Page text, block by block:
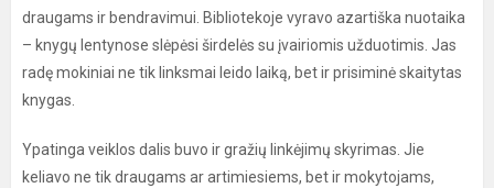
draugams ir bendravimui. Bibliotekoje vyravo azartiška nuotaika
– knygų lentynose slėpėsi širdelės su įvairiomis užduotimis. Jas
radę mokiniai ne tik linksmai leido laiką, bet ir prisiminė skaitytas
knygas.
Ypatinga veiklos dalis buvo ir gražių linkėjimų skyrimas. Jie
keliavo ne tik draugams ar artimiesiems, bet ir mokytojams,